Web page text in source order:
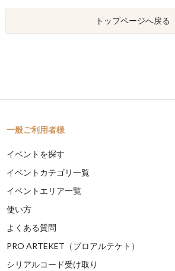
トップページへ戻る
一般ご利用者様
イベントを探す
イベントカテゴリ一覧
イベントエリア一覧
使い方
よくある質問
PRO ARTEKET（プロアルテケト）
シリアルコード受け取り